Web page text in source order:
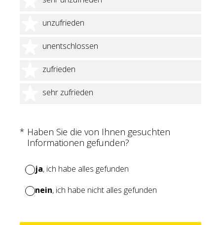
unzufrieden
2 Sterne
unentschlossen
3 Sterne
zufrieden
4 Sterne
sehr zufrieden
5 Sterne
* Haben Sie die von Ihnen gesuchten
Informationen gefunden?
(Erforderlich.)
ja, ich habe alles gefunden
nein, ich habe nicht alles gefunden